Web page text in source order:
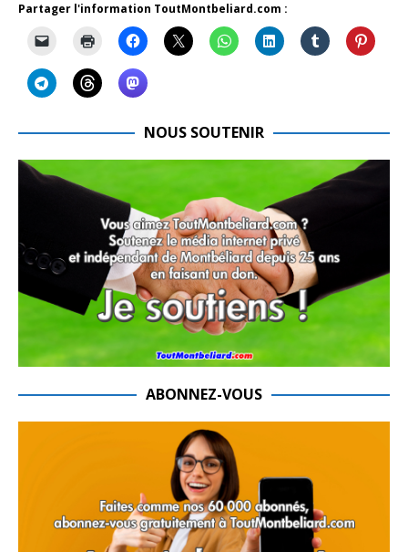
Partager l'information ToutMontbeliard.com :
NOUS SOUTENIR
ABONNEZ-VOUS